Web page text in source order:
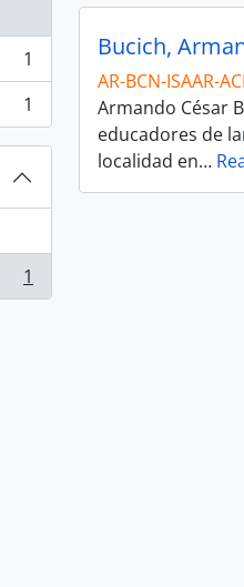
1
1
1
Bucich,
AR-BCN-ISAAR-
Armando César
educadores de
localidad en…